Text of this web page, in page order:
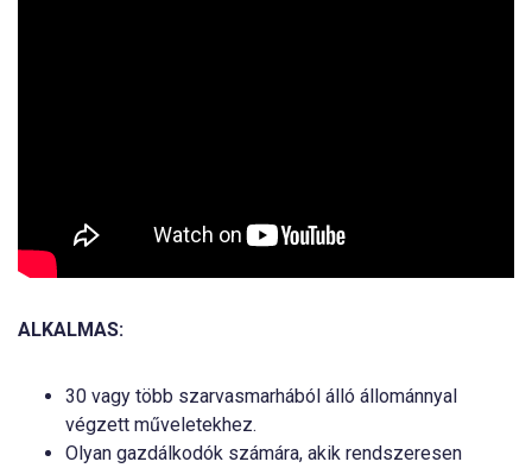
ALKALMAS:
30 vagy több szarvasmarhából álló állománnyal
végzett műveletekhez.
Olyan gazdálkodók számára, akik rendszeresen